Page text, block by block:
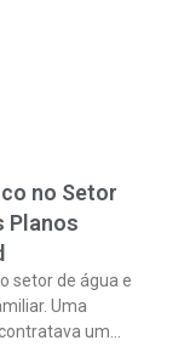
no Setor
Planos
setor de água e
Uma
um